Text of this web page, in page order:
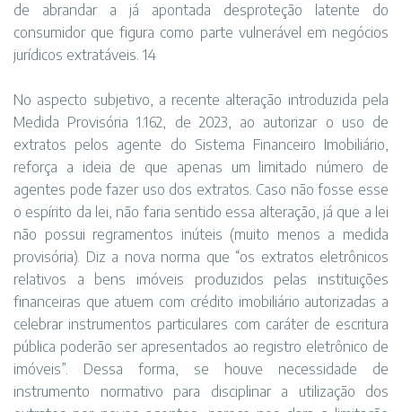
de abrandar a já apontada desproteção latente do
consumidor que figura como parte vulnerável em negócios
jurídicos extratáveis. 14
No aspecto subjetivo, a recente alteração introduzida pela
Medida Provisória 1.162, de 2023, ao autorizar o uso de
extratos pelos agente do Sistema Financeiro Imobiliário,
reforça a ideia de que apenas um limitado número de
agentes pode fazer uso dos extratos. Caso não fosse esse
o espírito da lei, não faria sentido essa alteração, já que a lei
não possui regramentos inúteis (muito menos a medida
provisória). Diz a nova norma que “os extratos eletrônicos
relativos a bens imóveis produzidos pelas instituições
financeiras que atuem com crédito imobiliário autorizadas a
celebrar instrumentos particulares com caráter de escritura
pública poderão ser apresentados ao registro eletrônico de
imóveis”. Dessa forma, se houve necessidade de
instrumento normativo para disciplinar a utilização dos